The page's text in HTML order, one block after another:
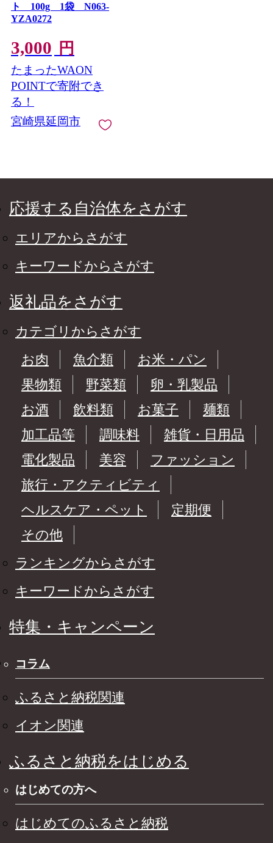
ト 100g 1袋 N063-
YZA0272
3,000 円
たまったWAON
POINTで寄附でき
る！
宮崎県延岡市
応援する自治体をさがす
エリアからさがす
キーワードからさがす
返礼品をさがす
カテゴリからさがす
お肉
魚介類
お米・パン
果物類
野菜類
卵・乳製品
お酒
飲料類 お菓子
麺類
加工品等
調味料
雑貨・日用品
電化製品
美容
ファッション
旅行・アクティビティ
ヘルスケア・ペット
定期便
その他
ランキングからさがす
キーワードからさがす
特集・キャンペーン
コラム
ふるさと納税関連
イオン関連
ふるさと納税をはじめる
はじめての方へ
はじめてのふるさと納税